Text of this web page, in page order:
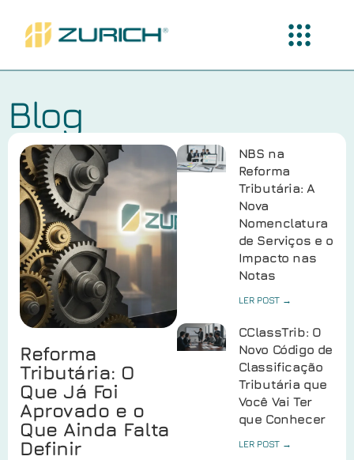
Blog
Reforma
Tributária: O
Que Já Foi
Aprovado e o
Que Ainda Falta
Definir
NBS na
Reforma
Tributária: A
Nova
Nomenclatura
de Serviços e o
Impacto nas
Notas
LER POST →
CClassTrib: O
Novo Código de
Classificação
Tributária que
Você Vai Ter
que Conhecer
LER POST →